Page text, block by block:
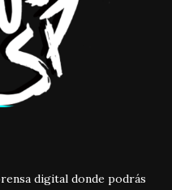
digital donde podrás